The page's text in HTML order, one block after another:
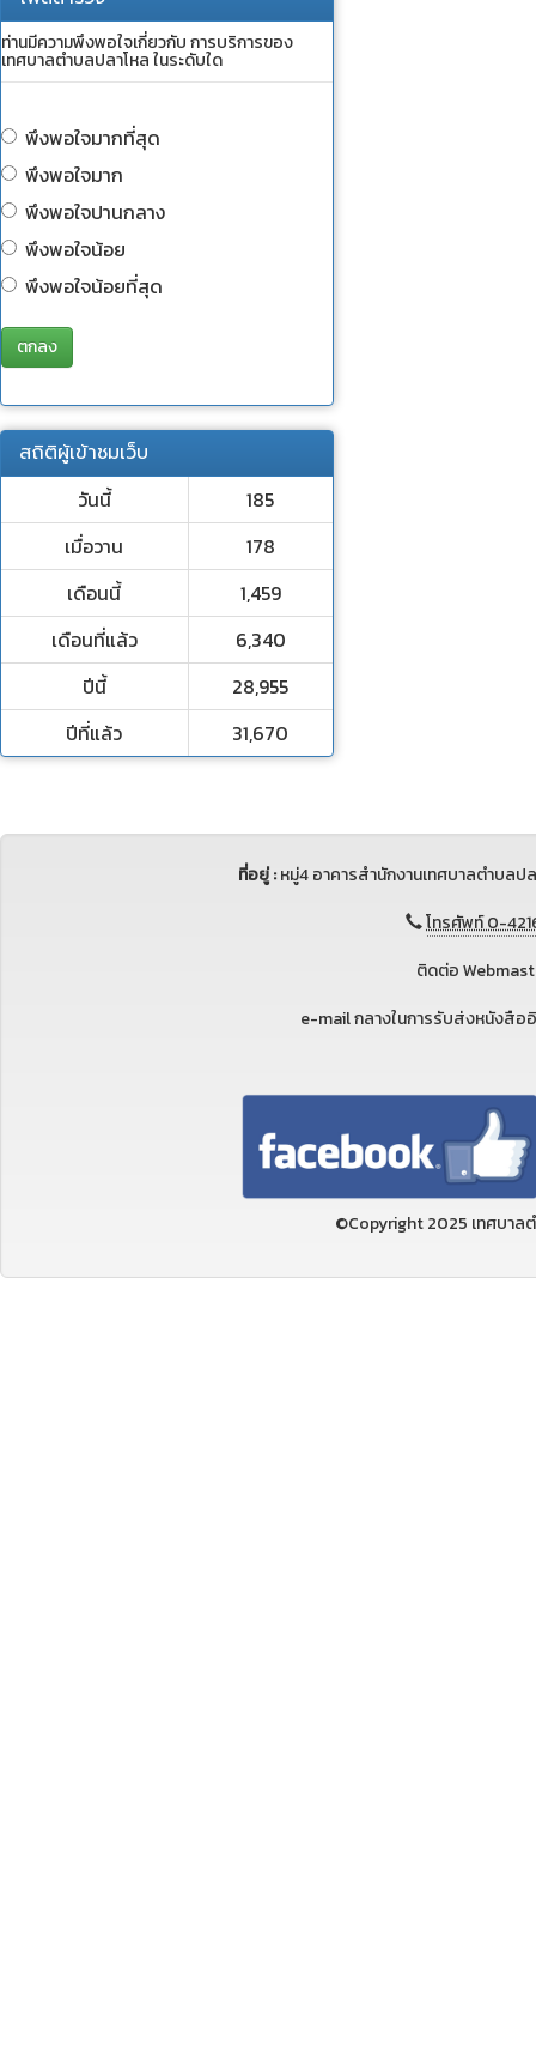
ท่านมีความพึงพอใจเกี่ยวกับ การบริการของ
เทศบาลตำบลปลาโหล ในระดับใด
พึงพอใจมากที่สุด
พึงพอใจมาก
พึงพอใจปานกลาง
พึงพอใจน้อย
พึงพอใจน้อยที่สุด
ตกลง
สถิติผู้เข้าชมเว็บ
วันนี้
185
เมื่อวาน
178
เดือนนี้
1,459
เดือนที่แล้ว
6,340
ปีนี้
28,955
ปีที่แล้ว
31,670
ที่อยู่ :หมู่4 อาคารสำนักงานเทศบาลตำบล
โทรศัพท์ 0-
ติดต่อ
e-mail กลางในการรับส่งหนังสื
©Copyright 2025 เทศบาล